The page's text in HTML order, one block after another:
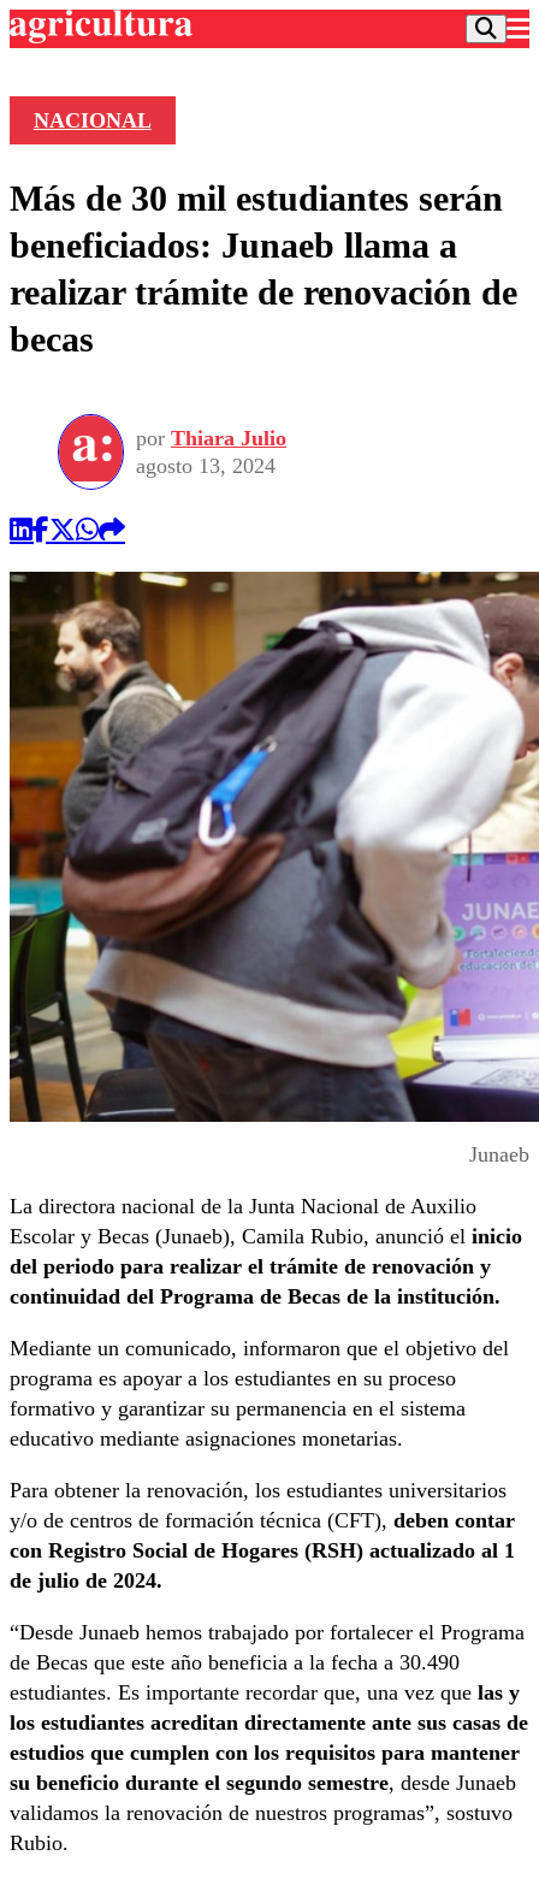
Frecuencias
Agricultura TV
Deportes
Colo Colo
Torneo Internacional
Torneo Nacional
Entretención
Internacional
Nacional
Programas
Comercial
NACIONAL
Más de 30 mil estudiantes serán
beneficiados: Junaeb llama a
realizar trámite de renovación de
becas
por Thiara Julio
agosto 13, 2024
Junaeb
La directora nacional de la Junta Nacional de Auxilio
Escolar y Becas (Junaeb), Camila Rubio, anunció el inicio
del periodo para realizar el trámite de renovación y
continuidad del Programa de Becas de la institución.
Mediante un comunicado, informaron que el objetivo del
programa es apoyar a los estudiantes en su proceso
formativo y garantizar su permanencia en el sistema
educativo mediante asignaciones monetarias.
Para obtener la renovación, los estudiantes universitarios
y/o de centros de formación técnica (CFT), deben contar
con Registro Social de Hogares (RSH) actualizado al 1
de julio de 2024.
“Desde Junaeb hemos trabajado por fortalecer el Programa
de Becas que este año beneficia a la fecha a 30.490
estudiantes. Es importante recordar que, una vez que las y
los estudiantes acreditan directamente ante sus casas de
estudios que cumplen con los requisitos para mantener
su beneficio durante el segundo semestre, desde Junaeb
validamos la renovación de nuestros programas”, sostuvo
Rubio.